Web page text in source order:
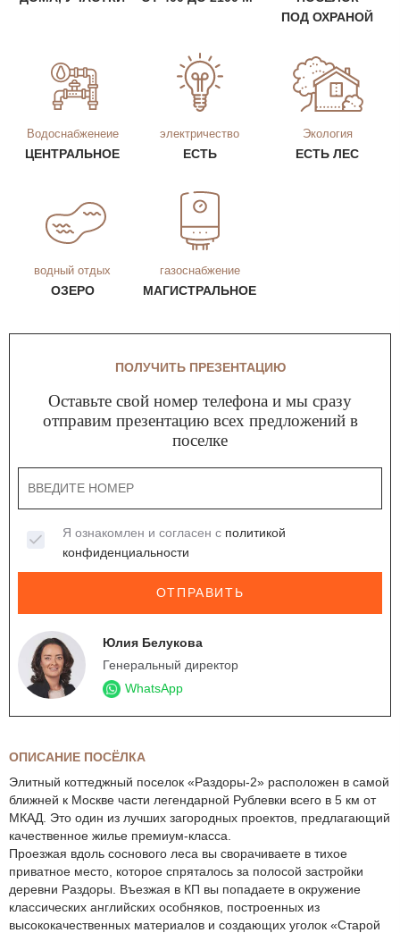
ПОД ОХРАНОЙ
Водоснабженеие
ЦЕНТРАЛЬНОЕ
электричество
ЕСТЬ
Экология
ЕСТЬ ЛЕС
водный отдых
ОЗЕРО
газоснабжение
МАГИСТРАЛЬНОЕ
ПОЛУЧИТЬ ПРЕЗЕНТАЦИЮ
Оставьте свой номер телефона и мы сразу
отправим презентацию всех предложений в
поселке
Я ознакомлен и согласен с политикой
конфиденциальности
ОТПРАВИТЬ
Юлия Белукова
Генеральный директор
WhatsApp
ОПИСАНИЕ ПОСЁЛКА
Элитный коттеджный поселок «Раздоры-2» расположен в самой
ближней к Москве части легендарной Рублевки всего в 5 км от
МКАД. Это один из лучших загородных проектов, предлагающий
качественное жилье премиум-класса.
Проезжая вдоль соснового леса вы сворачиваете в тихое
приватное место, которое спряталось за полосой застройки
деревни Раздоры. Въезжая в КП вы попадаете в окружение
классических английских особняков, построенных из
высококачественных материалов и создающих уголок «Старой